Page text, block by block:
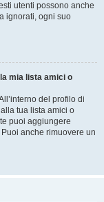
utenti possono anche
ignorati, ogni suo
mia lista amici o
del profilo di
tua lista amici o
puoi aggiungere
anche rimuovere un